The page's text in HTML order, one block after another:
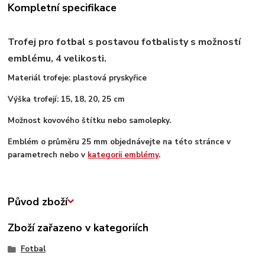
Kompletní specifikace
Trofej pro fotbal s postavou fotbalisty s možností
emblému, 4 velikosti.
Materiál trofeje: plastová pryskyřice
Výška trofejí: 15, 18, 20, 25 cm
Možnost kovového štítku nebo samolepky.
Emblém o průměru 25 mm objednávejte na této stránce v
parametrech nebo v kategorii emblémy.
Původ zboží
Zboží zařazeno v kategoriích
Fotbal